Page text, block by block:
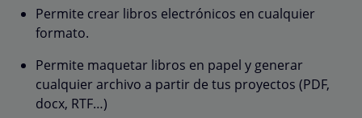
Permite crear libros electrónicos en cualquier
formato.
Permite maquetar libros en papel y generar
cualquier archivo a partir de tus proyectos (PDF,
docx, RTF…)